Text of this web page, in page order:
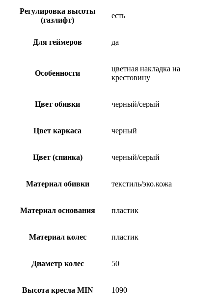
Регулировка высоты
(газлифт)
есть
Для геймеров да
Особенности
цветная накладка на
крестовину
Цвет обивки черный/серый
Цвет каркаса черный
Цвет (спинка) черный/серый
Материал обивки текстиль/эко.кожа
Материал основания пластик
Материал колес пластик
Диаметр колес 50
Высота кресла MIN 1090